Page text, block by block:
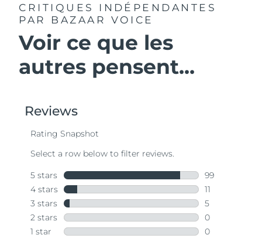
CRITIQUES INDÉPENDANTES
PAR BAZAAR VOICE
Voir ce que les
autres pensent...